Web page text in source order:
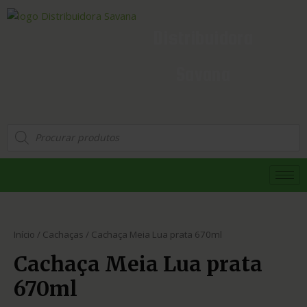
Início / Cachaças / Cachaça Meia Lua prata 670ml
Cachaça Meia Lua prata
670ml